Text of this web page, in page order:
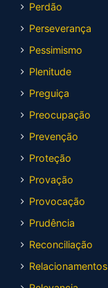
Perdão
Perseverança
Pessimismo
Plenitude
Preguiça
Preocupação
Prevenção
Proteção
Provação
Provocação
Prudência
Reconciliação
Relacionamentos